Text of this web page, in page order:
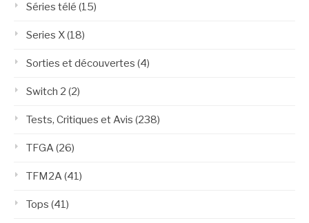
Séries télé (15)
Series X(18)
Sorties et découvertes (4)
Switch 2 (2)
Tests, Critiques et Avis (238)
TFGA(26)
TFM2A(41)
Tops (41)